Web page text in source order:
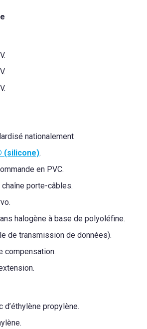
nationalement
(silicone).
en PVC.
porte-câbles.
halogène à base de polyoléfine.
de transmission de données).
compensation.
d’éthylène propylène.